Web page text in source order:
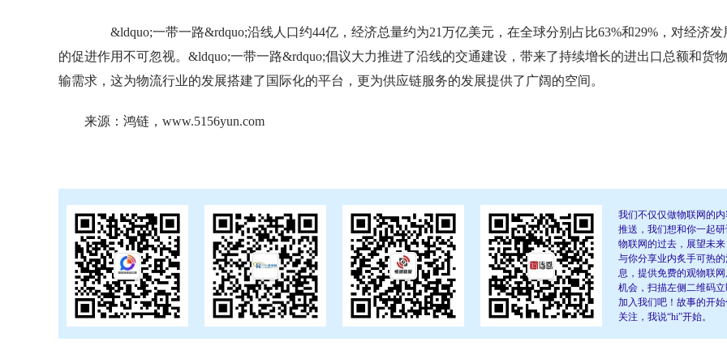
&ldquo;一带一路&rdquo;沿线人口约44亿，经济总量约为21万亿美元，在全球分别占比63%和29%，对经济发
的促进作用不可忽视。&ldquo;一带一路&rdquo;倡议大力推进了沿线的交通建设，带来了持续增长的进出口总额和货
输需求，这为物流行业的发展搭建了国际化的平台，更为供应链服务的发展提供了广阔的空间。
来源：鸿链， www.5156yun.com
我们不仅仅做物联网的
推送，我们想和你一起
物联网的过去，展望未来
与你分享业内炙手可热
息，提供免费的观物联网
机会，扫描左侧二维码立
加入我们吧！故事的开
关注，我说“hi”开始。